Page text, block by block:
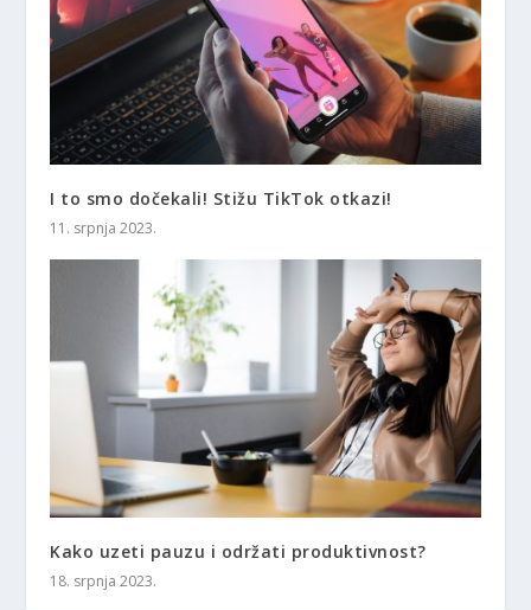
I to smo dočekali! Stižu TikTok otkazi!
11. srpnja 2023.
Kako uzeti pauzu i održati produktivnost?
18. srpnja 2023.